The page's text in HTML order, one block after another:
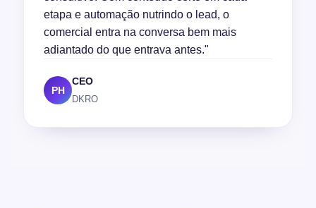
etapa e automação nutrindo o lead, o
comercial entra na conversa bem mais
adiantado do que entrava antes."
PH
CEO
DKRO